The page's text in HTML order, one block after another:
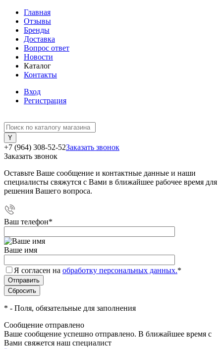
Главная
Отзывы
Бренды
Доставка
Вопрос ответ
Новости
Каталог
Контакты
Вход
Регистрация
+7 (964) 308-52-52Заказать звонок
Заказать звонок
Оставьте Ваше сообщение и контактные данные и наши
специалисты свяжутся с Вами в ближайшее рабочее время для
решения Вашего вопроса.
Ваш телефон*
Ваше имя
Я согласен на обработку персональных данных.*
* - Поля, обязательные для заполнения
Сообщение отправлено
Ваше сообщение успешно отправлено. В ближайшее время с
Вами свяжется наш специалист